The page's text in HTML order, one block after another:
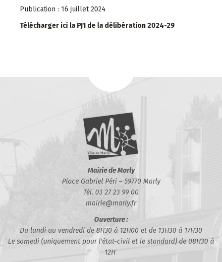
Publication : 16 juillet 2024
Télécharger ici la PJ1 de la délibération 2024-29
Mairie de Marly
Place Gabriel Péri – 59770 Marly
Tél. 03 27 23 99 00
mairie@marly.fr
Ouverture :
Du lundi au vendredi de 8H30 à 12H00 et de 13H30 à 17H30
Le samedi (uniquement pour l'état-civil et le standard) de 08H30 à
12H